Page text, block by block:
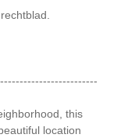
this
location